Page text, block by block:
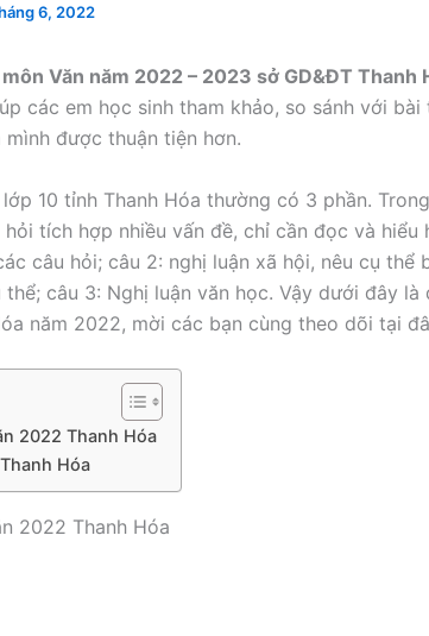
6, 2022
Văn năm 2022 – 2023 sở GD&ĐT Thanh
các em học sinh tham khảo, so sánh với bài
được thuận tiện hơn.
10 tỉnh Thanh Hóa thường có 3 phần.
tích hợp nhiều vấn đề, chỉ cần đọc và hiểu
câu hỏi; câu 2: nghị luận xã hội, nêu cụ thể
câu 3: Nghị luận văn học. Vậy dưới đây là
năm 2022, mời các bạn cùng theo dõi tại
2022 Thanh Hóa
Hóa
2022 Thanh Hóa